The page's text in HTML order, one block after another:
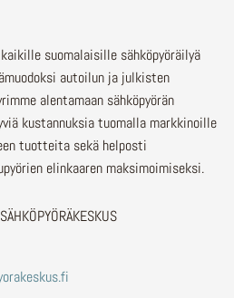
suomalaisille sähköpyöräilyä
autoilun ja julkisten
alentamaan sähköpyörän
kustannuksia tuomalla markkinoille
tuotteita sekä helposti
elinkaaren maksimoimiseksi.